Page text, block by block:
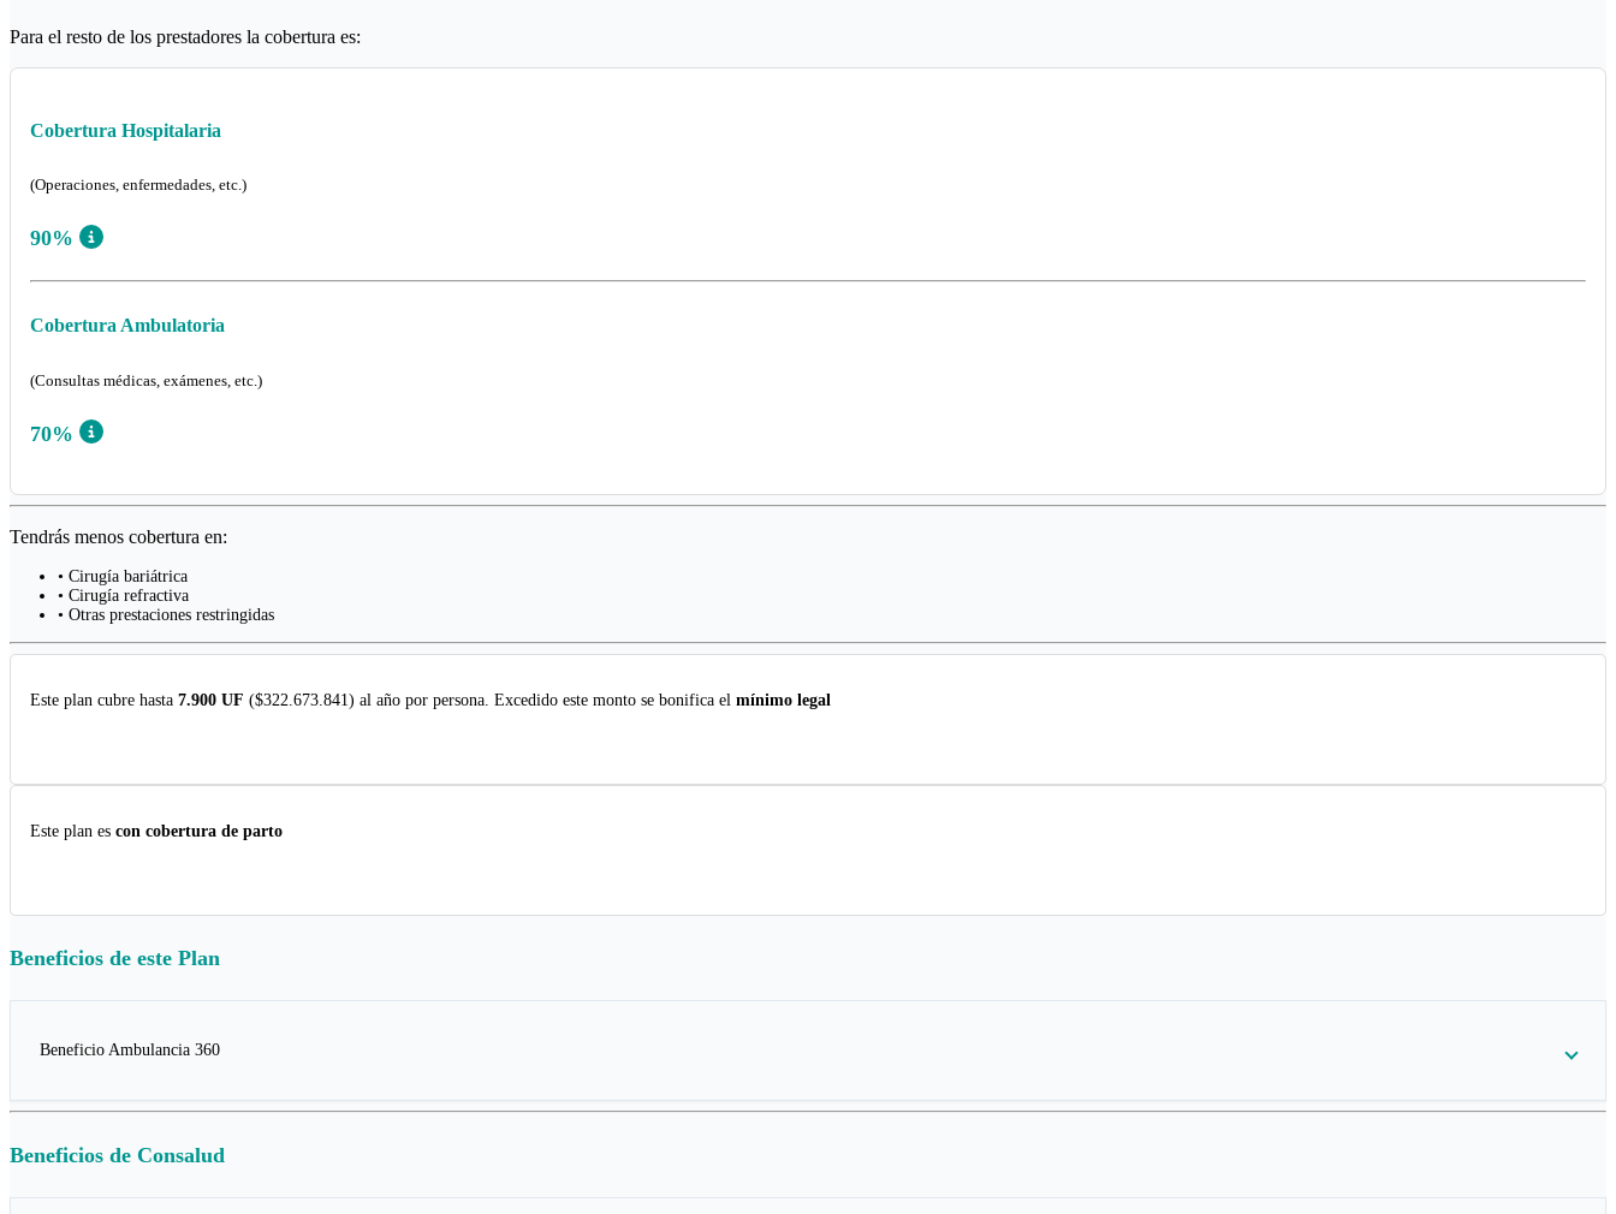
Para el resto de los prestadores la cobertura es:
Cobertura Hospitalaria
(Operaciones, enfermedades, etc.)
90%
Cobertura Ambulatoria
(Consultas médicas, exámenes, etc.)
70%
Tendrás menos cobertura en:
• Cirugía bariátrica
• Cirugía refractiva
• Otras prestaciones restringidas
Este plan cubre hasta 7.900 UF ($322.673.841) al año por persona. Excedido este monto se bonifica el mínimo legal
Este plan es con cobertura de parto
Beneficios de este Plan
Beneficio Ambulancia 360
Beneficios de Consalud